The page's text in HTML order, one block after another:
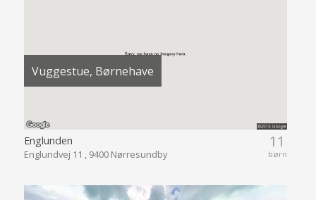
Vuggestue, Børnehave
11
børn
Englunden
Englundvej 11 , 9400 Nørresundby